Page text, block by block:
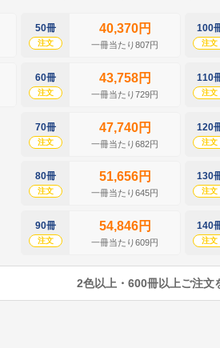
50冊
注文
40,370円
一冊当たり807円
60冊
注文
43,758円
一冊当たり729円
70冊
注文
47,740円
一冊当たり682円
80冊
注文
51,656円
一冊当たり645円
90冊
注文
54,846円
一冊当たり609円
100
注文
110
注文
120
注文
130
注文
140
注文
2色以上・600冊以上ご注文